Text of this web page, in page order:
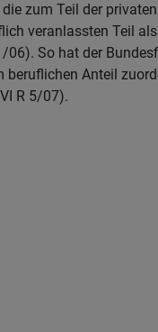
zum Teil der
veranlassten Teil
06). So hat der
Anteil
R 5/07).